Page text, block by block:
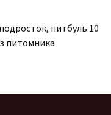
питбуль 10
питомника